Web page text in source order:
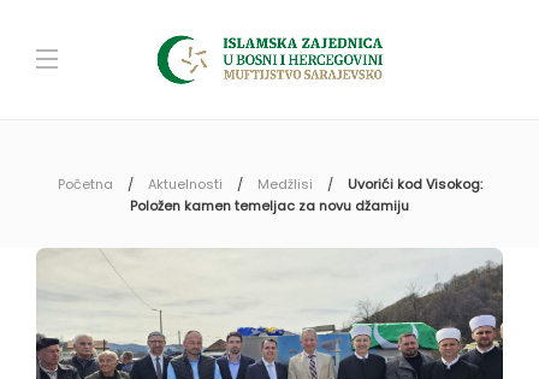
Početna Aktuelnosti Medžlisi
Uvorići kod Visokog:
Položen kamen temeljac za novu džamiju